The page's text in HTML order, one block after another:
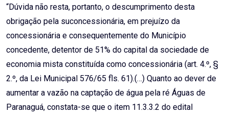
“Dúvida não resta, portanto, o descumprimento desta
obrigação pela suconcessionária, em prejuízo da
concessionária e consequentemente do Município
concedente, detentor de 51% do capital da sociedade de
economia mista constituída como concessionária (art. 4.º, §
2.º, da Lei Municipal 576/65 fls. 61).(…) Quanto ao dever de
aumentar a vazão na captação de água pela ré Águas de
Paranaguá, constata-se que o item 11.3.3.2 do edital